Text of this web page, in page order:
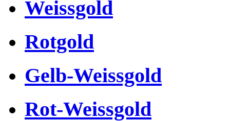
Weissgold
Rotgold
Gelb-Weissgold
Rot-Weissgold